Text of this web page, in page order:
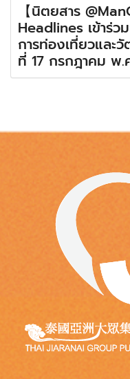
【นิตยสาร
Headlines เข้าร่ว
การท่องเที่ยวและ
ที่ 17 กรกฎาคม พ.